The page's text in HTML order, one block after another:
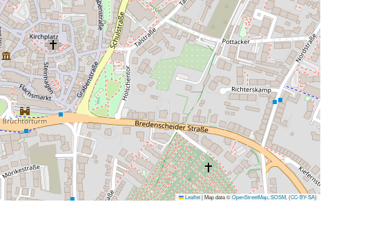
Leaflet|Map data ©OpenStreetMap SOSM , (CC-BY-SA)